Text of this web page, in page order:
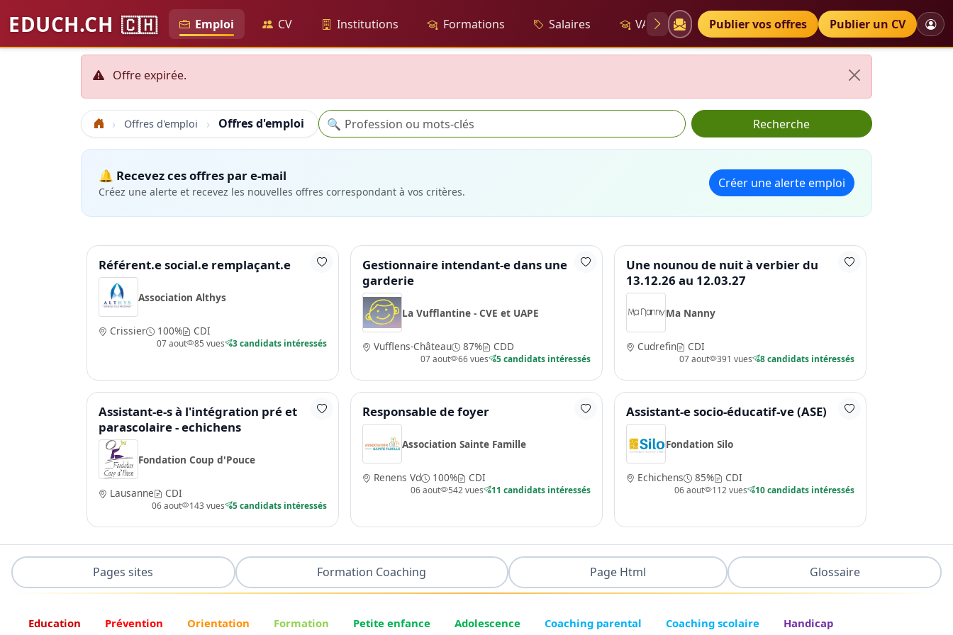
EDUCH.CH 🇨🇭 Emploi CV Institutions Formations Salaires VAE Diplômes Petites annonces
Publier vos offres Publier un CV
Offre expirée.
Accueil Offres d'emploi Offres d'emploi Recherche
🔍 Recherche
🔔 Recevez ces offres par e-mail
Créez une alerte et recevez les nouvelles offres correspondant à vos critères.
Créer une alerte emploi
Référent.e social.e remplaçant.e
Association Althys
Crissier 100% CDI
07 aout 85 vues 3 candidats intéressés
Gestionnaire intendant-e dans une
garderie
La Vufflantine - CVE et UAPE
Vufflens-Château 87% CDD
07 aout 66 vues 5 candidats intéressés
Une nounou de nuit à verbier du
13.12.26 au 12.03.27
Ma Nanny
Cudrefin CDI
07 aout 391 vues 8 candidats intéressés
Assistant-e-s à l'intégration pré et
parascolaire - echichens
Fondation Coup d'Pouce
Lausanne CDI
06 aout 143 vues 5 candidats intéressés
Responsable de foyer
Association Sainte Famille
Renens Vd 100% CDI
06 aout 542 vues 11 candidats intéressés
Assistant-e socio-éducatif-ve (ASE)
Fondation Silo
Echichens 85% CDI
06 aout 112 vues 10 candidats intéressés
Pages sites Formation Coaching Page Html Glossaire
Education Prévention Orientation Formation Petite enfance Adolescence Coaching parental Coaching scolaire Handicap